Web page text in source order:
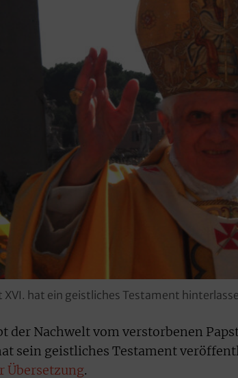
hat ein geistliches Testament
der Nachwelt vom verstorbenen
sein geistliches Testament
Übersetzung.